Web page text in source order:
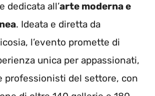
dedicata all’arte moderna e
. Ideata e diretta da
l’evento promette di
unica per appassionati,
professionisti del settore, con